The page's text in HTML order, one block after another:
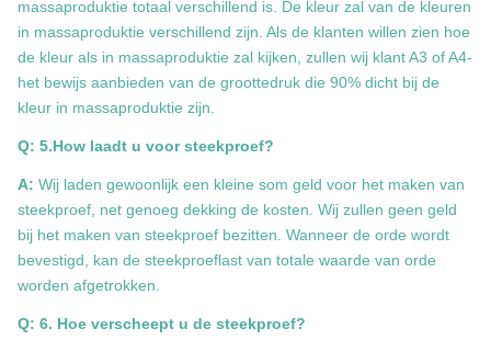
massaproduktie totaal verschillend is. De kleur zal van de kleuren
in massaproduktie verschillend zijn. Als de klanten willen zien hoe
de kleur als in massaproduktie zal kijken, zullen wij klant A3 of A4-
het bewijs aanbieden van de groottedruk die 90% dicht bij de
kleur in massaproduktie zijn.
Q: 5.How laadt u voor steekproef?
A: Wij laden gewoonlijk een kleine som geld voor het maken van
steekproef, net genoeg dekking de kosten. Wij zullen geen geld
bij het maken van steekproef bezitten. Wanneer de orde wordt
bevestigd, kan de steekproeflast van totale waarde van orde
worden afgetrokken.
Q: 6. Hoe verscheept u de steekproef?